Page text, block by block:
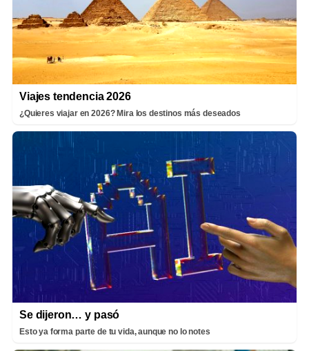
Viajes tendencia 2026
¿Quieres viajar en 2026? Mira los destinos más deseados
Se dijeron… y pasó
Esto ya forma parte de tu vida, aunque no lo notes